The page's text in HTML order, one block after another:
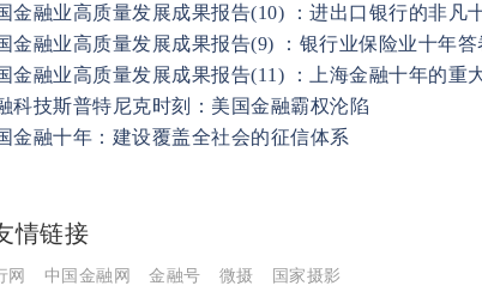
金融业高质量发展成果报告(10) ：进出口银行的非凡
金融业高质量发展成果报告(9) ：银行业保险业十年答
金融业高质量发展成果报告(11) ：上海金融十年的重
科技斯普特尼克时刻：美国金融霸权沦陷
金融十年：建设覆盖全社会的征信体系
情链接
网 中国金融网 金融号 微摄 国家摄影